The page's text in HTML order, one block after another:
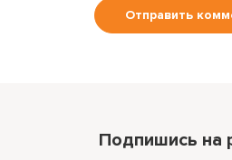
Подпишись на